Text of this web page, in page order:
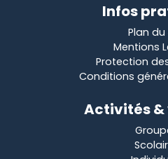
Infos
Plan du
Mentions
Protection
Conditions
Activités &